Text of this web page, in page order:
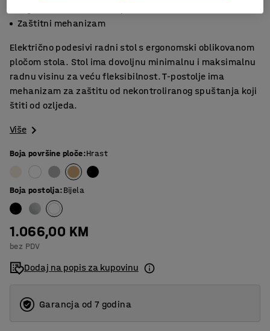
Zaštitni mehanizam
Električno podesivi radni stol s ergonomski oblikovanom
pločom stola. Stol ima dovoljnu minimalnu i maksimalnu
radnu visinu za veću fleksibilnost. T-postolje ima
mehanizam za zaštitu od nekontroliranog spuštanja koji
štiti od ozljeda.
Više
Boja površine ploče:Hrast
Boja postolja:Bijela
1.066,00 KM
bez PDV
Dodaj na popis za kupovinu
Garancja od 7 godina